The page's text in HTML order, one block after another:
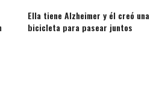
Ella tiene Alzheimer y él creó una
bicicleta para pasear juntos